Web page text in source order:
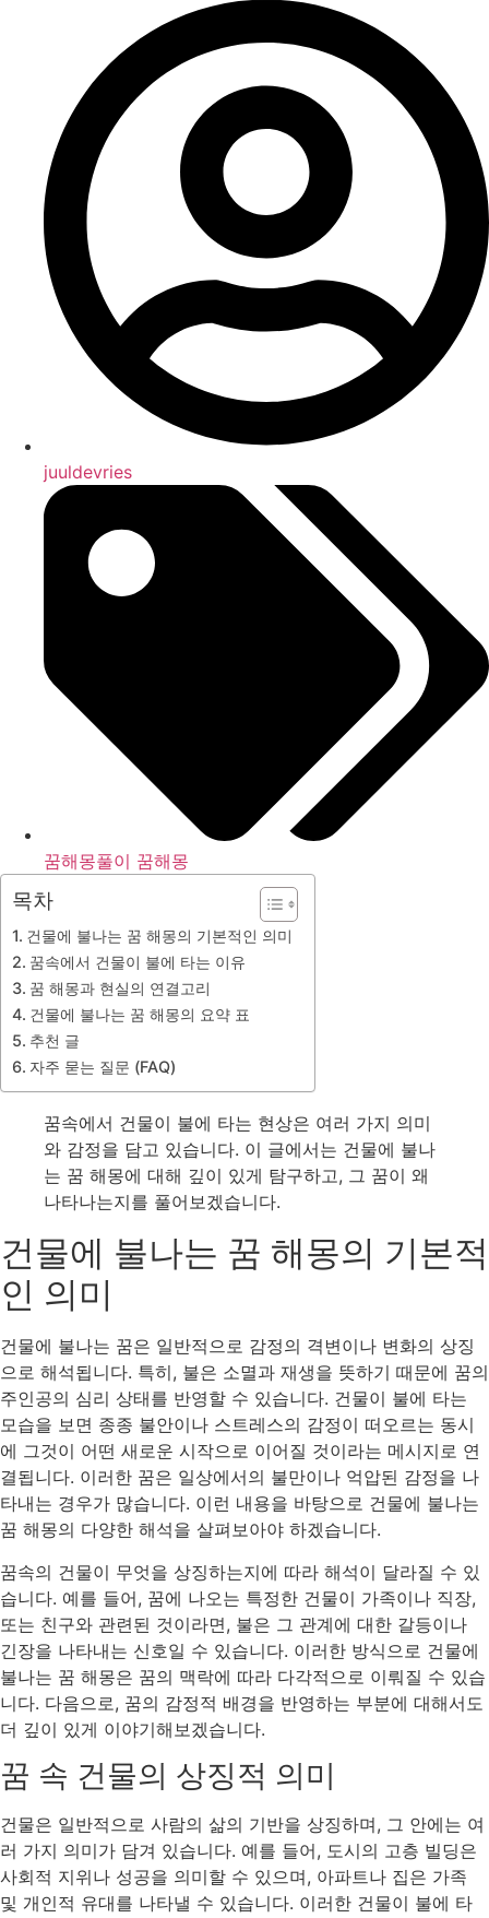
juuldevries
꿈해몽풀이 꿈해몽
목차
건물에 불나는 꿈 해몽의 기본적인 의미
꿈속에서 건물이 불에 타는 이유
꿈 해몽과 현실의 연결고리
건물에 불나는 꿈 해몽의 요약 표
추천 글
자주 묻는 질문 (FAQ)
꿈속에서 건물이 불에 타는 현상은 여러 가지 의미
와 감정을 담고 있습니다. 이 글에서는 건물에 불나
는 꿈 해몽에 대해 깊이 있게 탐구하고, 그 꿈이 왜
나타나는지를 풀어보겠습니다.
건물에 불나는 꿈 해몽의 기본적
인 의미
건물에 불나는 꿈은 일반적으로 감정의 격변이나 변화의 상징
으로 해석됩니다. 특히, 불은 소멸과 재생을 뜻하기 때문에 꿈의
주인공의 심리 상태를 반영할 수 있습니다. 건물이 불에 타는
모습을 보면 종종 불안이나 스트레스의 감정이 떠오르는 동시
에 그것이 어떤 새로운 시작으로 이어질 것이라는 메시지로 연
결됩니다. 이러한 꿈은 일상에서의 불만이나 억압된 감정을 나
타내는 경우가 많습니다. 이런 내용을 바탕으로 건물에 불나는
꿈 해몽의 다양한 해석을 살펴보아야 하겠습니다.
꿈속의 건물이 무엇을 상징하는지에 따라 해석이 달라질 수 있
습니다. 예를 들어, 꿈에 나오는 특정한 건물이 가족이나 직장,
또는 친구와 관련된 것이라면, 불은 그 관계에 대한 갈등이나
긴장을 나타내는 신호일 수 있습니다. 이러한 방식으로 건물에
불나는 꿈 해몽은 꿈의 맥락에 따라 다각적으로 이뤄질 수 있습
니다. 다음으로, 꿈의 감정적 배경을 반영하는 부분에 대해서도
더 깊이 있게 이야기해보겠습니다.
꿈 속 건물의 상징적 의미
건물은 일반적으로 사람의 삶의 기반을 상징하며, 그 안에는 여
러 가지 의미가 담겨 있습니다. 예를 들어, 도시의 고층 빌딩은
사회적 지위나 성공을 의미할 수 있으며, 아파트나 집은 가족
및 개인적 유대를 나타낼 수 있습니다. 이러한 건물이 불에 타